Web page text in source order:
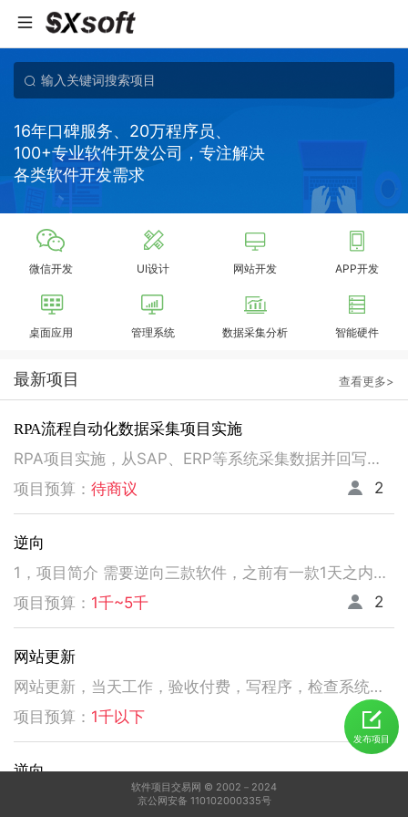
16年口碑服务、20万程序员、
100+专业软件开发公司，专注解决
各类软件开发需求
微信开发 UI设计 网站开发 APP开发
桌面应用 管理系统 数据采集分析 智能硬件
最新项目 查看更多>
RPA流程自动化数据采集项目实施
RPA项目实施，从SAP、ERP等系统采集数据并回写。请注意以下要求，不符合者请勿扰！ 1、熟悉掌握国内主流RPA设计实施，如弘玑、来也、艺赛旗等产品； 2、有大中型企业RPA流程设计、实施项目经验； 3、非远程、需要现场实施！！！！！！！
项目预算： 待商议 2
逆向
1，项目简介 需要逆向三款软件，之前有一款1天之内有人已经逆向出来，交付给我了。 2，功能需求 逆向出来后，不做任何功能改变，做加密授权就可以了三、人员要求 3，人员要求 精通逆向，做事速度快。不拖延项目进度，能保持实时交流，按时交付。 平台功能可正常使用，无明显bug。 提供项目源码
项目预算： 1千~5千 2
网站更新
网站更新，当天工作，验收付费，写程序，检查系统，更新资料库，按发现问题及时处理，写新的广州话A l软件
项目预算： 1千以下 5
逆向
发布项目
软件项目交易网 © 2002－2024
京公网安备 110102000335号